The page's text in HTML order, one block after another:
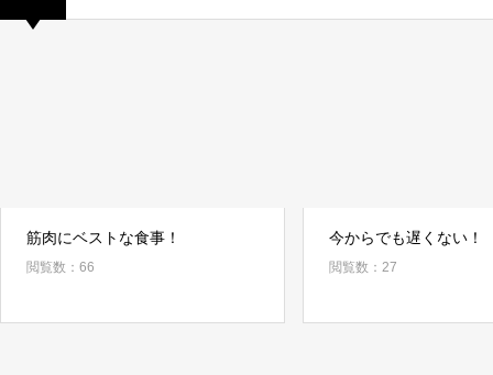
筋肉にベストな食事！
閲覧数：66
今からでも遅くない！
閲覧数：27